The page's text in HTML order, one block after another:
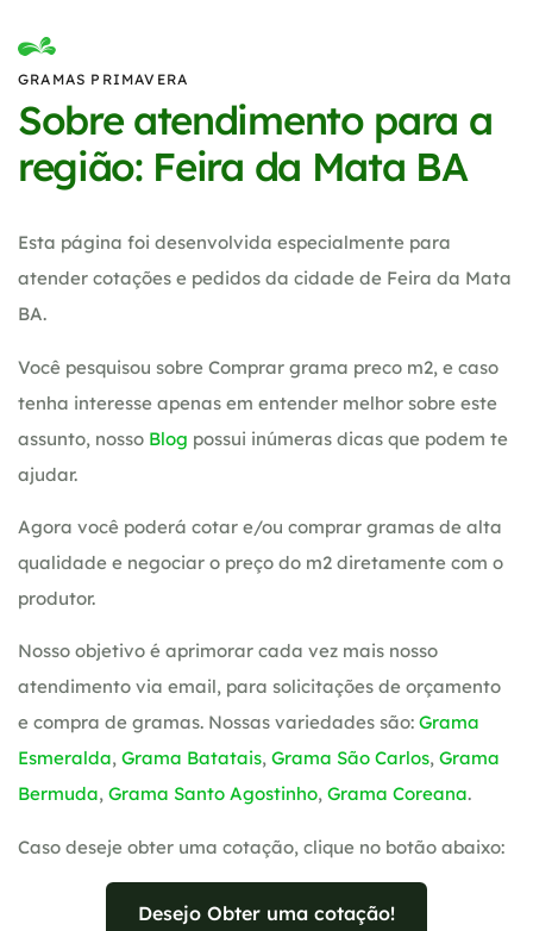
GRAMAS PRIMAVERA
Sobre atendimento para a
região: Feira da Mata BA
Esta página foi desenvolvida especialmente para
atender cotações e pedidos da cidade de Feira da Mata
BA.
Você pesquisou sobre Comprar grama preco m2, e caso
tenha interesse apenas em entender melhor sobre este
assunto, nosso Blog possui inúmeras dicas que podem te
ajudar.
Agora você poderá cotar e/ou comprar gramas de alta
qualidade e negociar o preço do m2 diretamente com o
produtor.
Nosso objetivo é aprimorar cada vez mais nosso
atendimento via email, para solicitações de orçamento
e compra de gramas. Nossas variedades são: Grama
Esmeralda, Grama Batatais, Grama São Carlos, Grama
Bermuda, Grama Santo Agostinho, Grama Coreana.
Caso deseje obter uma cotação, clique no botão abaixo:
Desejo Obter uma cotação!